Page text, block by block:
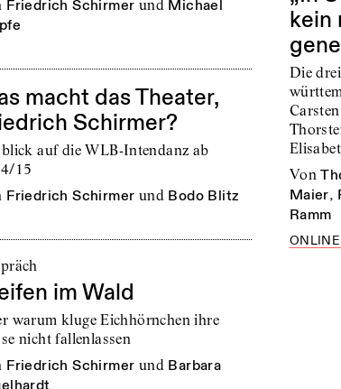
Friedrich Schirmer und Michael
kein
Die
von
Maier,
Ramm
macht das Theater,
Schirmer?
auf die WLB-Intendanz ab
15
Friedrich Schirmer und Bodo Blitz
im Wald
warum kluge Eichhörnchen ihre
nicht fallenlassen
Friedrich Schirmer und Barbara